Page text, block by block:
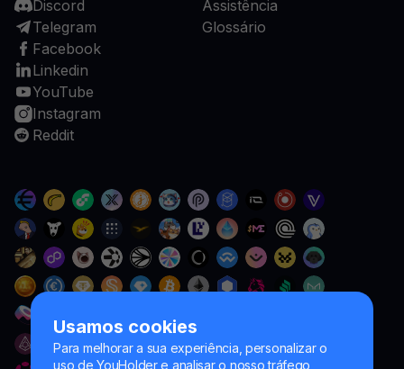
Usamos cookies
Para melhorar a sua experiência, personalizar o
uso de YouHolder e analisar o nosso tráfego,
Discord
Telegram
Facebook
Linkedin
YouTube
Instagram
Reddit
Assistência
Glossário